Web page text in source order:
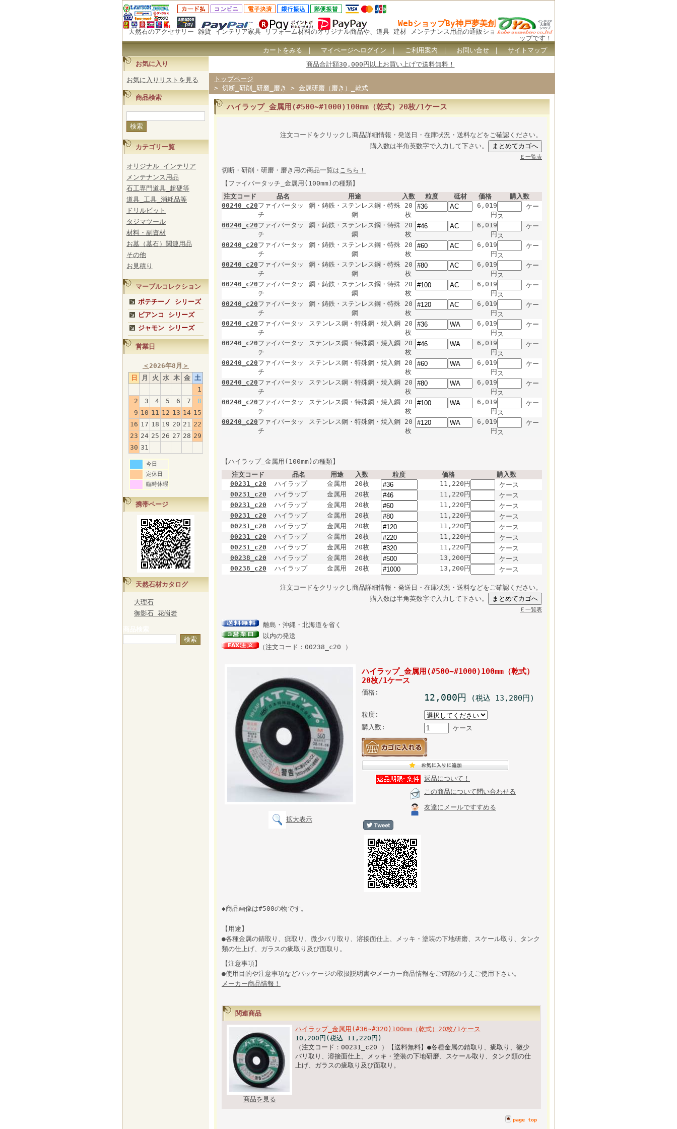
WebショップBy神戸夢美創
天然石のアクセサリー 雑貨 インテリア家具 リフォーム材料のオリジナル商品や、道具 建材 メンテナンス用品の通販ショ
ップです！
カートをみる｜ マイページへログイン｜ ご利用案内｜ お問い合せ｜ サイトマップ
お気に入り
お気に入りリストを見る
商品検索
カテゴリ一覧
オリジナル インテリア
メンテナンス用品
石工専門道具_超硬等
道具_工具_消耗品等
ドリルビット
タジマツール
材料・副資材
お墓（墓石）関連用品
その他
お見積り
マーブルコレクション
ポテチーノ シリーズ
ビアンコ シリーズ
ジャモン シリーズ
営業日
＜2026年8月 ＞
日
月 火 水 木 金 土
1
2
3 4 5 6 7
8
9 10 11 12 13 14 15
16 17 18 19 20 21 22
23 24 25 26 27 28 29
30 31
今日
定休日
臨時休暇
携帯ページ
天然石材カタログ
大理石
御影石 花崗岩
商品合計額30,000円以上お買い上げで送料無料！
トップページ
> 切断_研削_研磨_磨き > 金属研磨（磨き）_乾式
ハイラップ_金属用(#500~#1000)100mm（乾式）20枚/1ケース
注文コードをクリックし商品詳細情報・発送日・在庫状況・送料などをご確認ください。
購入数は半角英数字で入力して下さい。
Ｅ一覧表
切断・研削・研磨・磨き用の商品一覧はこちら！
【ファイバータッチ_金属用(100mm)の種類】
注文コード
品名 用途 入数 粒度 砥材 価格
購入数
00240_c20ファイバータッ
チ
鋼・鋳鉄・ステンレス鋼・特殊
鋼
20
枚
6,019
円
ケー
ス
00240_c20ファイバータッ
チ
鋼・鋳鉄・ステンレス鋼・特殊
鋼
20
枚
6,019
円
ケー
ス
00240_c20ファイバータッ
チ
鋼・鋳鉄・ステンレス鋼・特殊
鋼
20
枚
6,019
円
ケー
ス
00240_c20ファイバータッ
チ
鋼・鋳鉄・ステンレス鋼・特殊
鋼
20
枚
6,019
円
ケー
ス
00240_c20ファイバータッ
チ
鋼・鋳鉄・ステンレス鋼・特殊
鋼
20
枚
6,019
円
ケー
ス
00240_c20ファイバータッ
チ
鋼・鋳鉄・ステンレス鋼・特殊
鋼
20
枚
6,019
円
ケー
ス
00240_c20ファイバータッ
チ
ステンレス鋼・特殊鋼・焼入鋼
20
枚
6,019
円
ケー
ス
00240_c20ファイバータッ
チ
ステンレス鋼・特殊鋼・焼入鋼
20
枚
6,019
円
ケー
ス
00240_c20ファイバータッ
チ
ステンレス鋼・特殊鋼・焼入鋼
20
枚
6,019
円
ケー
ス
00240_c20ファイバータッ
チ
ステンレス鋼・特殊鋼・焼入鋼
20
枚
6,019
円
ケー
ス
00240_c20ファイバータッ
チ
ステンレス鋼・特殊鋼・焼入鋼
20
枚
6,019
円
ケー
ス
00240_c20ファイバータッ
チ
ステンレス鋼・特殊鋼・焼入鋼
20
枚
6,019
円
ケー
ス
【ハイラップ_金属用(100mm)の種類】
注文コード
品名 用途 入数 粒度 価格
購入数
00231_c20
ハイラップ 金属用 20枚 11,220円
ケース
00231_c20
ハイラップ 金属用 20枚 11,220円
ケース
00231_c20
ハイラップ 金属用 20枚 11,220円
ケース
00231_c20
ハイラップ 金属用 20枚 11,220円
ケース
00231_c20
ハイラップ 金属用 20枚 11,220円
ケース
00231_c20
ハイラップ 金属用 20枚 11,220円
ケース
00231_c20
ハイラップ 金属用 20枚 11,220円
ケース
00238_c20
ハイラップ 金属用 20枚 13,200円
ケース
00238_c20
ハイラップ 金属用 20枚 13,200円 ケース
注文コードをクリックし商品詳細情報・発送日・在庫状況・送料などをご確認ください。
購入数は半角英数字で入力して下さい。
Ｅ一覧表
離島・沖縄・北海道を省く
以内の発送
（注文コード：00238_c20 ）
拡大表示
ハイラップ_金属用(#500~#1000)100mm（乾式）
20枚/1ケース
価格: 12,000円 (税込 13,200円)
粒度:
購入数:
ケース
返品について！
この商品について問い合わせる
友達にメールですすめる
◆商品画像は#500の物です。
【用途】
●各種金属の錆取り、疵取り、微少バリ取り、溶接面仕上、メッキ・塗装の下地研磨、スケール取り、タンク
類の仕上げ、ガラスの疵取り及び面取り。
【注意事項】
●使用目的や注意事項などパッケージの取扱説明書やメーカー商品情報をご確認のうえご使用下さい。
メーカー商品情報！
関連商品
商品を見る
ハイラップ_金属用(#36~#320)100mm（乾式）20枚/1ケース
10,200円(税込 11,220円)
（注文コード：00231_c20 ）【送料無料】●各種金属の錆取り、疵取り、微少
バリ取り、溶接面仕上、メッキ・塗装の下地研磨、スケール取り、タンク類の仕
上げ、ガラスの疵取り及び面取り。
page top